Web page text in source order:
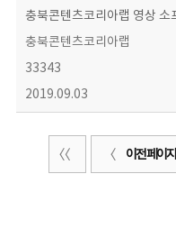
충북콘텐츠코리아랩 영상 소
충북콘텐츠코리아랩
33343
2019.09.03
이전 페이지